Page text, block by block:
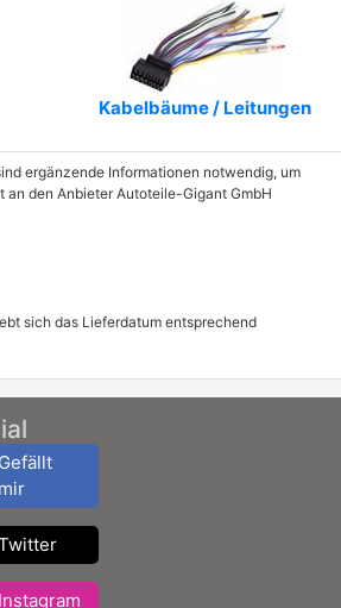
Kabelbäume / Leitungen
ergänzende Informationen notwendig, um
den Anbieter Autoteile-Gigant GmbH
sich das Lieferdatum entsprechend
Gefällt
mir
Instagram